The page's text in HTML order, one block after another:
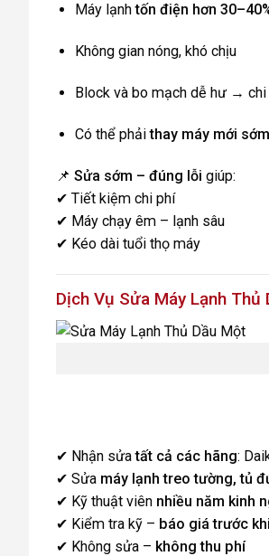
Máy lạnhtốn điện hơn
Không gian nóng, khó chịu
Block và bo mạch dễ hư →
Có thể phảithay máy mới sớm
📌 Sửa sớm – đúng lỗi giúp:
✔ Tiết kiệm chi phí
✔ Máy chạy êm – lạnh sâu
✔ Kéo dài tuổi thọ máy
Dịch Vụ Sửa Máy Lạnh
✔ Nhận sửatất cả các hãng:
✔ Sửa máy lạnh treo tường, tủ
✔ Kỹ thuật viên nhiều năm kinh
✔ Kiểm tra kỹ – báo giá trước
✔ Không sửa – không thu phí